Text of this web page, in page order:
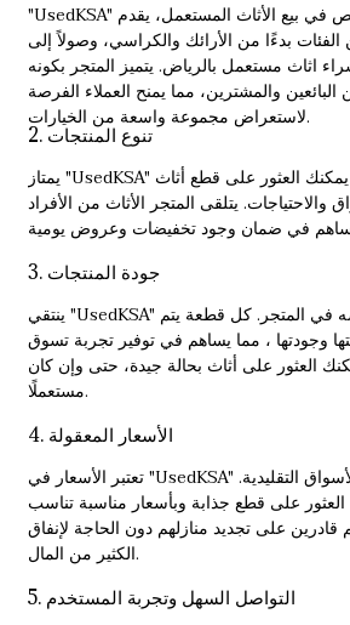
"UsedKSA" هو متجر متخصص في بيع الأثاث المستعمل، يقدم
بدءًا من الأرائك والكراسي، وصولاً إلى
اثاث مستعمل بالرياض. يتميز المتجر بكونه
والمشترين، مما يمنح العملاء الفرصة
لاستعراض مجموعة واسعة من الخيارات.
2. تنوع المنتجات
يمتاز "UsedKSA" بتنوع منتجاته، حيث يمكنك العثور على قطع أثاث
والاحتياجات. يتلقى المتجر الأثاث من الأفراد
3. جودة المنتجات
ينتقي "UsedKSA" بعناية الأثاث الذي يعرضه في المتجر. كل قطعة يتم
وجودتها ، مما يساهم في توفير تجربة تسوق
العثور على أثاث بحالة جيدة، حتى وإن كان
مستعملًا.
4. الأسعار المعقولة
تعتبر الأسعار في "UsedKSA" معقولة للغاية مقارنةً بالأسواق التقليدية.
العثور على قطع جذابة وبأسعار مناسبة تناسب
قادرين على تجديد منازلهم دون الحاجة لإنفاق
الكثير من المال.
5. التواصل السهل وتجربة المستخدم